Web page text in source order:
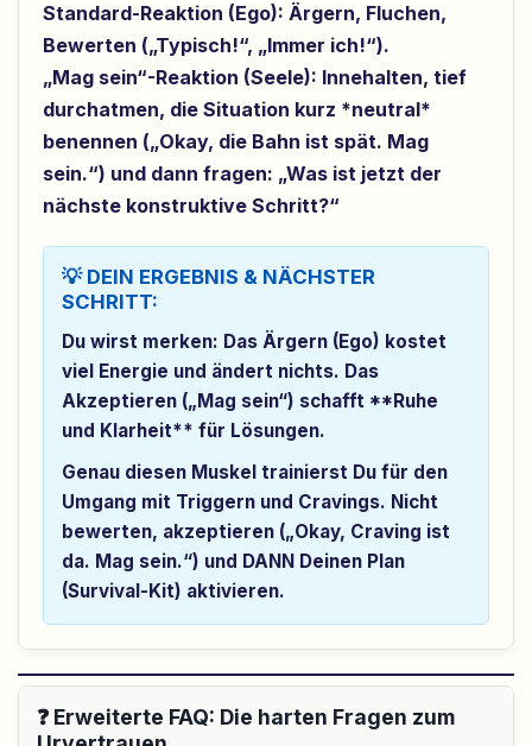
Standard-Reaktion (Ego): Ärgern, Fluchen,
Bewerten („Typisch!“, „Immer ich!“).
„Mag sein“-Reaktion (Seele): Innehalten, tief
durchatmen, die Situation kurz *neutral*
benennen („Okay, die Bahn ist spät. Mag
sein.“) und dann fragen: „Was ist jetzt der
nächste konstruktive Schritt?“
💡 DEIN ERGEBNIS & NÄCHSTER
SCHRITT:
Du wirst merken: Das Ärgern (Ego) kostet
viel Energie und ändert nichts. Das
Akzeptieren („Mag sein“) schafft **Ruhe
und Klarheit** für Lösungen.
Genau diesen Muskel trainierst Du für den
Umgang mit Triggern und Cravings. Nicht
bewerten, akzeptieren („Okay, Craving ist
da. Mag sein.“) und DANN Deinen Plan
(Survival-Kit) aktivieren.
❓ Erweiterte FAQ: Die harten Fragen zum